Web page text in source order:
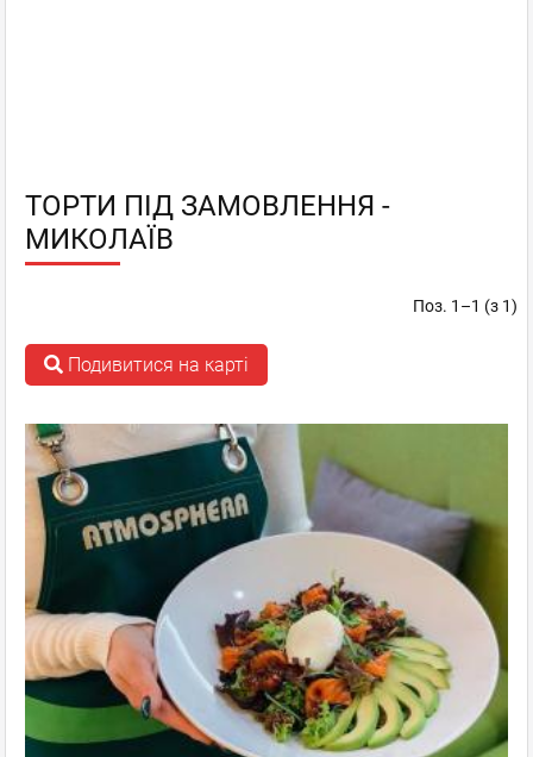
ТОРТИ ПІД ЗАМОВЛЕННЯ -
МИКОЛАЇВ
Поз. 1–1 (з 1)
Подивитися на карті